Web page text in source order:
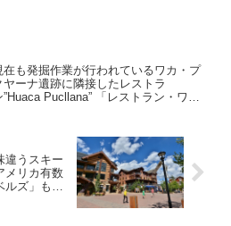
在も発掘作業が行われているワカ・プ
ヤーナ遺跡に隣接したレストラ
”Huaca Pucllana” 「レストラン・ワ
違うスキー
メリカ有数
ズ」も見